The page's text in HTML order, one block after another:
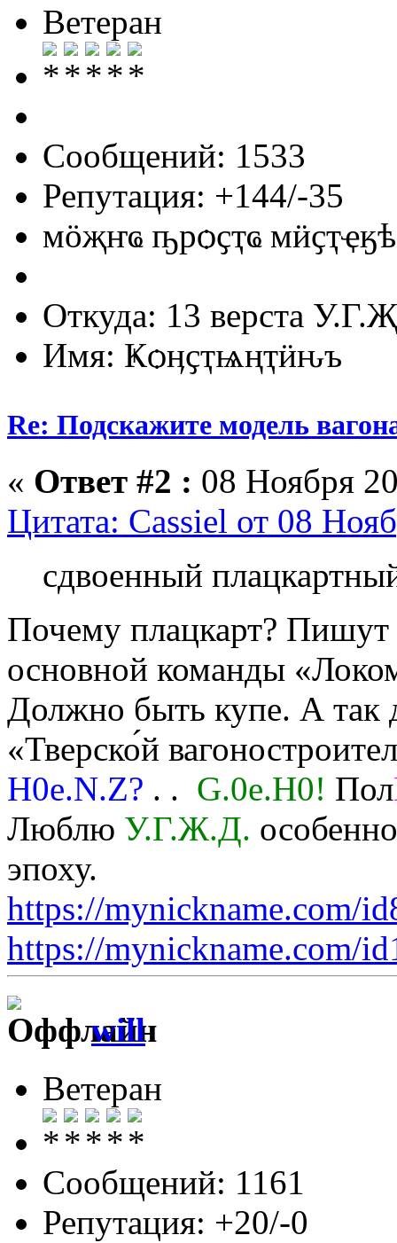
Ветеран
Сообщений: 1533
Репутация: +144/-35
мӧҗҥҩ ҧрѻҫҭҩ
Откуда: 13 верста
Имя: Ҝѻӊҫҭѩңҭӥԋъ
Re: Подскажите модель
« Ответ #2 : 08 Ноября
Цитата: Cassiel от 08
сдвоенный
Почему плацкарт?
основной команды
Должно быть купе. А так
«Тверско́й
H0e.N.Z? . . G.0e.H0! Пол
Люблю У.Г.Ж.Д.
эпоху.
https://mynickname.com/
https://mynickname.com/
will
Ветеран
Сообщений: 1161
Репутация: +20/-0